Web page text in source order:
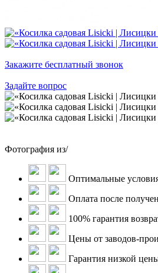
Закажите бесплатный звонок
Задайте вопрос
Фотография из/
Оптимальные
Оплата после
100% гарантия
Цены от заводов-
Гарантия низкой